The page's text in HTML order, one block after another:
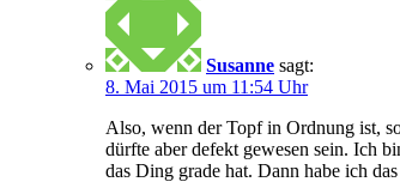
Susanne sagt:
8. Mai 2015 um 11:54 Uhr
Also, wenn der Topf in Ordnung ist,
dürfte aber defekt gewesen sein. Ich
das Ding grade hat. Dann habe ich